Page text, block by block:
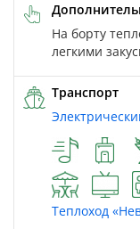
На борту
легкими
Транспорт
Теплоход